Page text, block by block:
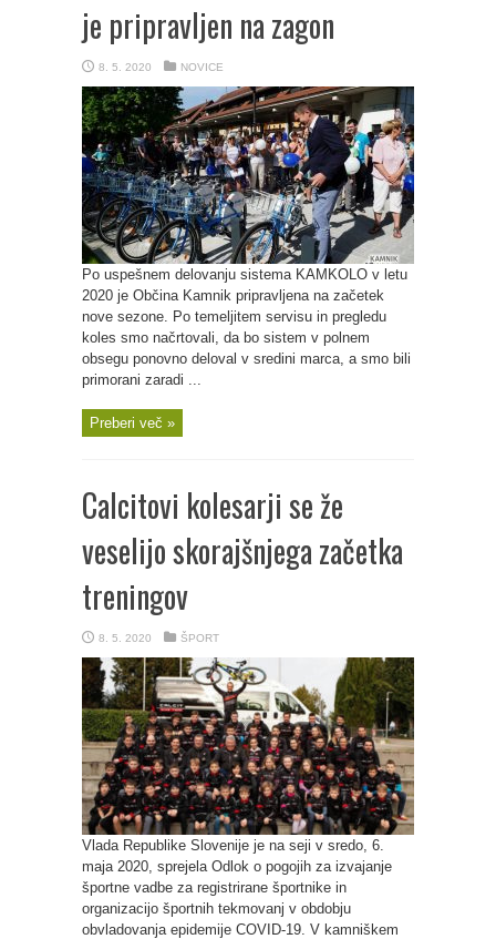
je pripravljen na zagon
8. 5. 2020 NOVICE
Po uspešnem delovanju sistema KAMKOLO v letu
2020 je Občina Kamnik pripravljena na začetek
nove sezone. Po temeljitem servisu in pregledu
koles smo načrtovali, da bo sistem v polnem
obsegu ponovno deloval v sredini marca, a smo bili
primorani zaradi ...
Preberi več »
Calcitovi kolesarji se že
veselijo skorajšnjega začetka
treningov
8. 5. 2020 ŠPORT
Vlada Republike Slovenije je na seji v sredo, 6.
maja 2020, sprejela Odlok o pogojih za izvajanje
športne vadbe za registrirane športnike in
organizacijo športnih tekmovanj v obdobju
obvladovanja epidemije COVID-19. V kamniškem